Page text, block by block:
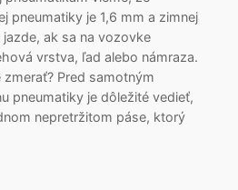
pneumatiky je 1,6 mm a zimnej
ak sa na vozovke
vrstva, ľad alebo námraza.
Pred samotným
pneumatiky je dôležité vedieť,
nepretržitom páse, ktorý